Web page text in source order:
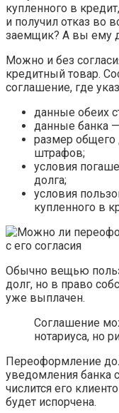
купленного в
и получил отказ во
заемщик? А вы ему
Можно и без
кредитный товар.
соглашение, где
данные обеих
данные банка
размер общего
штрафов;
условия
долга;
условия
купленного в
Обычно вещью
долг, но в право
уже выплачен.
Соглашение
нотариуса, но
Переоформление
уведомления банка
числится его
будет испорчена.